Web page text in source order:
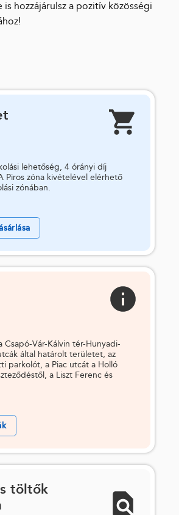
is hozzájárulsz a pozitív közösségi
lehetőség, 4 órányi díj
Piros zóna kivételével elérhető
zónában.
Csapó-Vár-Kálvin tér-Hunyadi-
által határolt területet, az
parkolót, a Piac utcát a Holló
a Liszt Ferenc és
töltők